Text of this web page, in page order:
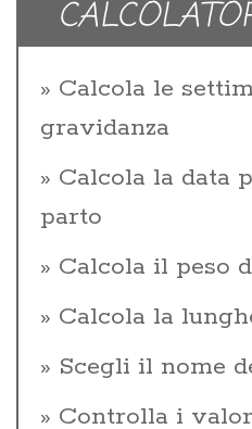
Calcola le
gravidanza
Calcola la data
parto
Calcola il peso
Calcola la
Scegli il nome
Controlla i